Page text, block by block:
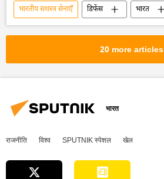
भारतीय सशस्‍त्र सेनाएँ डिफेंस
भारत
भारत सरकार
भारतीय सेना
DRDO
रूस
पाकिस्तान
ड्रोन ड्रोन हमला
20 more articles
भारत
राजनीति विश्व SPUTNIK स्पेशल खेल